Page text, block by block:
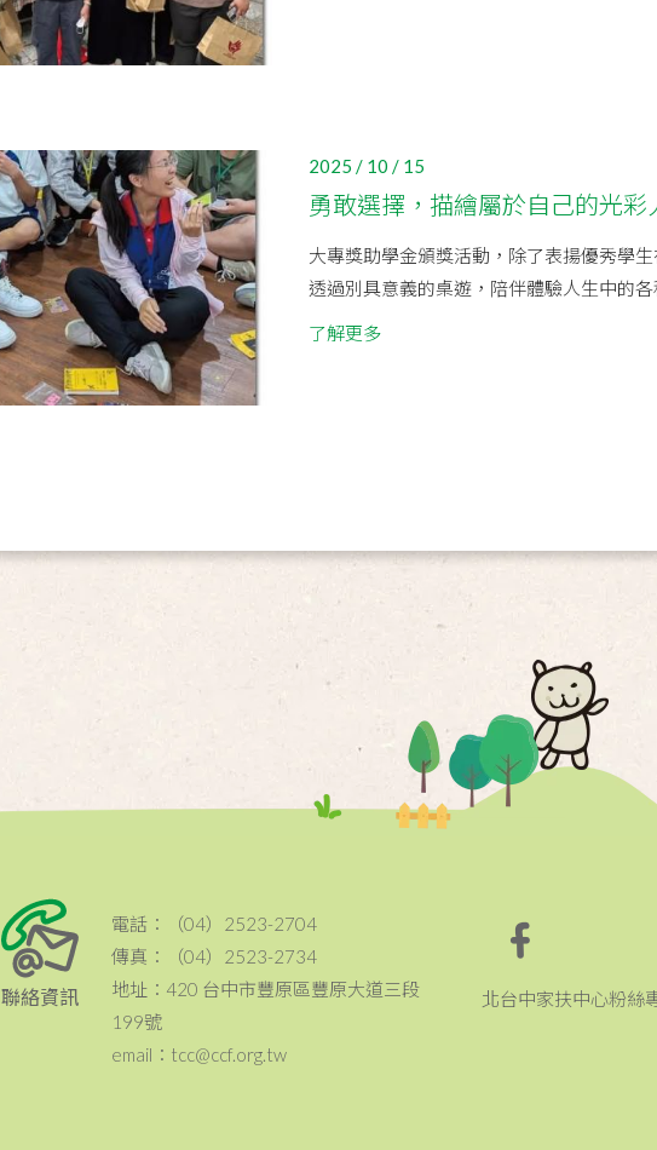
2025 / 10 / 15
勇敢選擇，描繪屬於自己的光彩
大專獎助學金頒獎活動，除了表揚優秀學
透過別具意義的桌遊，陪伴體驗人生中的各
了解更多
聯絡資訊
電話：（04）2523-2704
傳真：（04）2523-2734
地址：420 台中市豐原區豐原大道三段
199號
email：tcc@ccf.org.tw
北台中家扶中心粉絲